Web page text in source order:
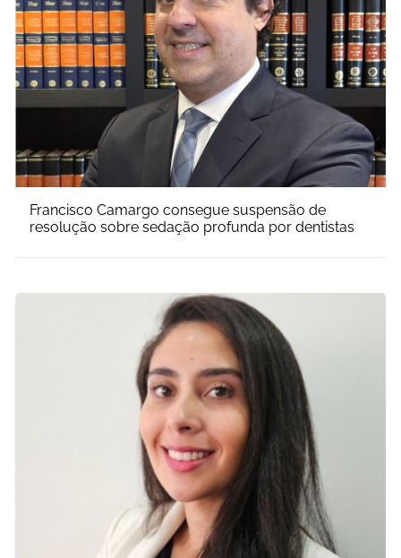
Francisco Camargo consegue suspensão de
resolução sobre sedação profunda por dentistas